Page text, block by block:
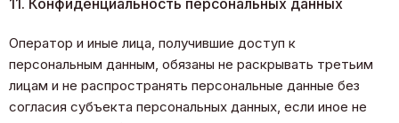
Оператор и иные лица, получившие доступ к
персональным данным, обязаны не раскрывать третьим
лицам и не распространять персональные данные без
согласия субъекта персональных данных, если иное не